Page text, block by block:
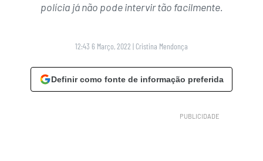
polícia já não pode intervir tão facilmente.
12:43 6 Março, 2022 | Cristina Mendonça
Definir como fonte de informação preferida